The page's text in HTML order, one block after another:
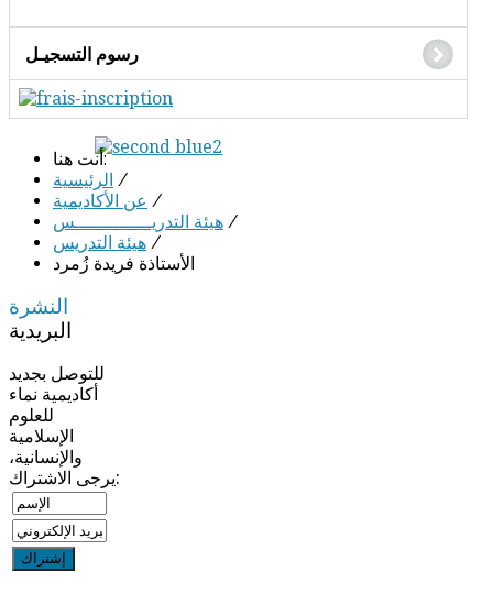
رسوم التسجيـل
أنت هنا:
الرئيسية /
عن الأكاديمية /
هيئة التدريــــــــــــــس /
هيئة التدريس /
الأستاذة فريدة زُمرد
النشرة
البريدية
للتوصل بجديد
أكاديمية نماء
للعلوم
الإسلامية
والإنسانية،
يرجى الاشتراك: